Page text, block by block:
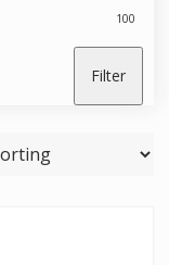
100
Filter